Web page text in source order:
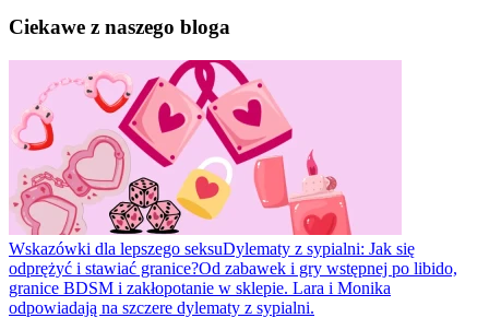
Ciekawe z naszego bloga
Wskazówki dla lepszego seksuDylematy z sypialni: Jak się
odprężyć i stawiać granice?Od zabawek i gry wstępnej po libido,
granice BDSM i zakłopotanie w sklepie. Lara i Monika
odpowiadają na szczere dylematy z sypialni.